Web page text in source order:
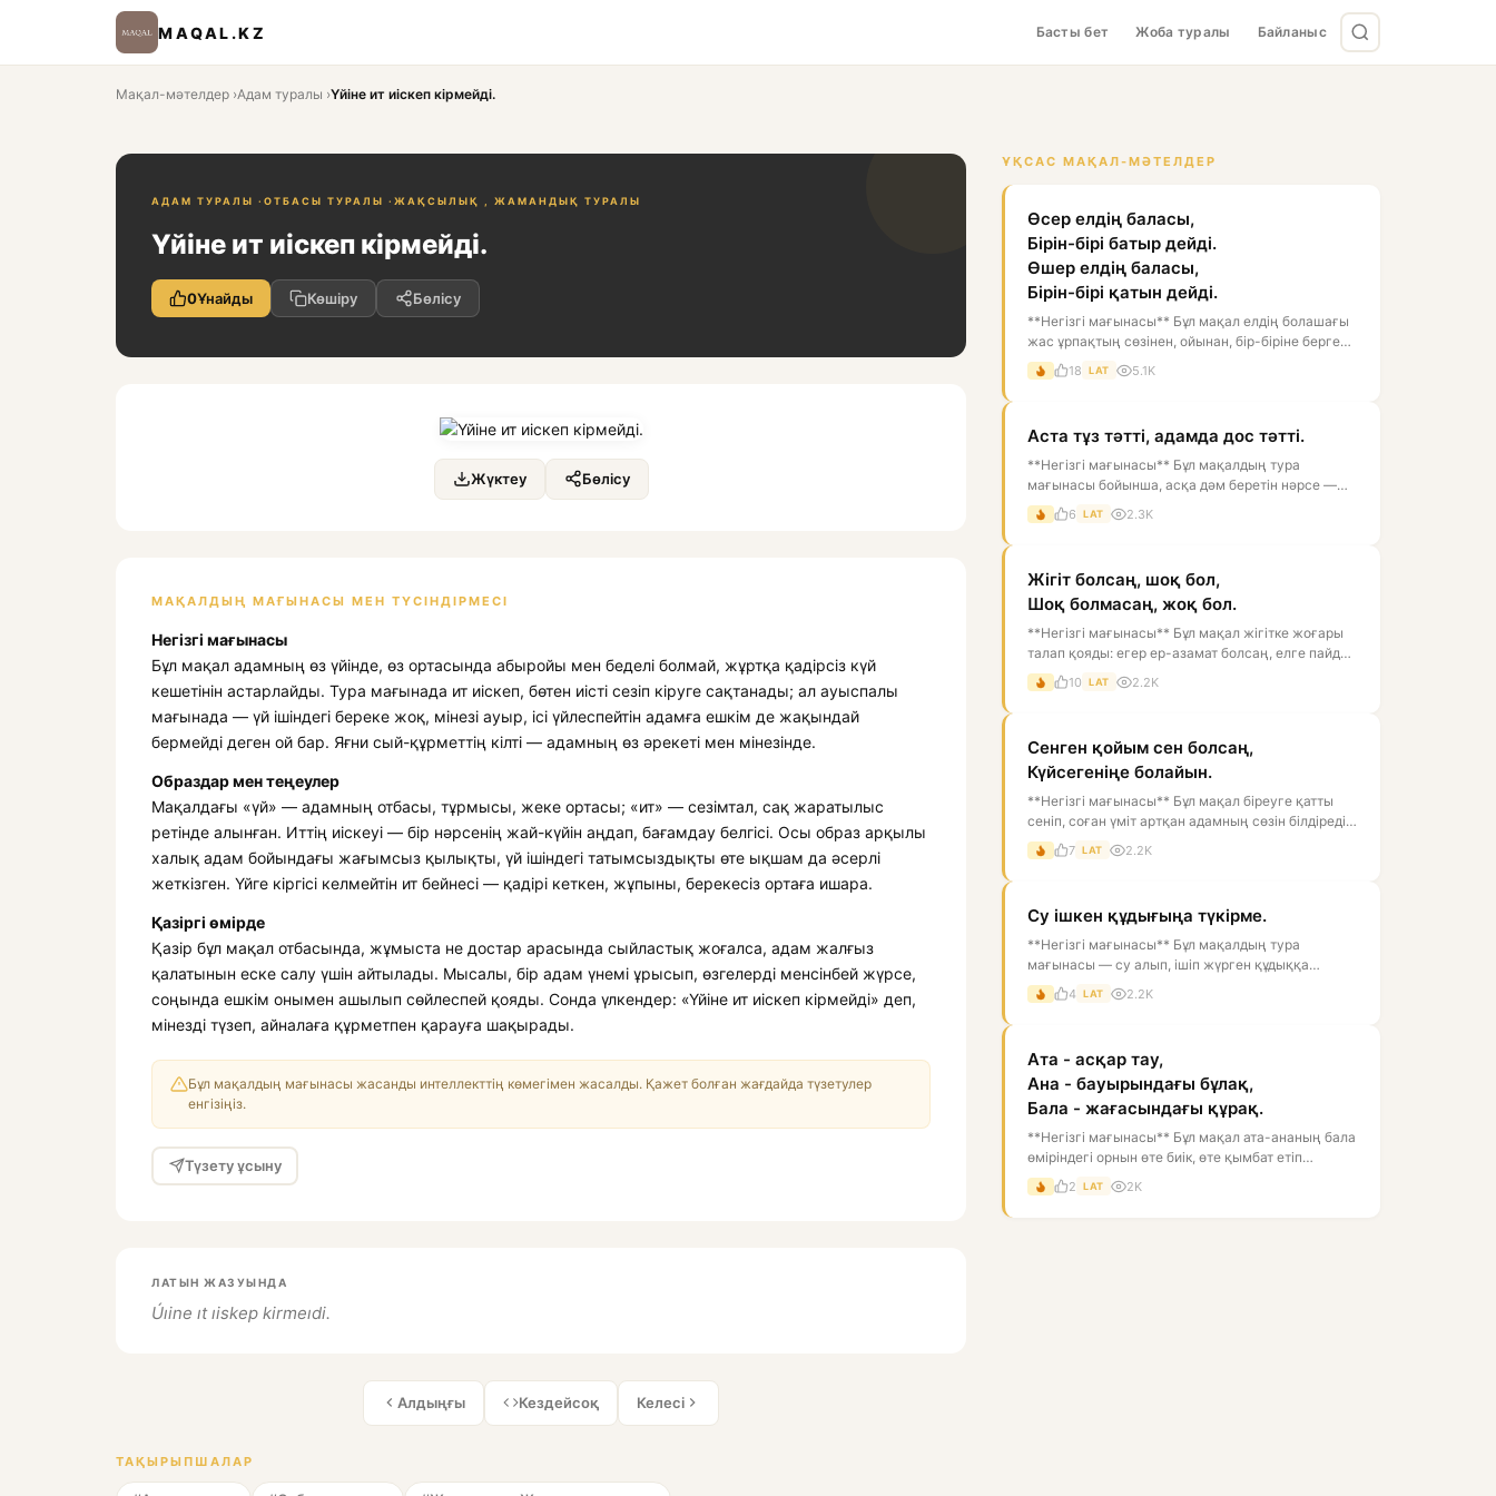
MAQAL.KZ Басты бет Жоба туралы Байланыс
Мақал-мәтелдер ›Адам туралы ›Үйіне ит иіскеп кірмейді.
АДАМ ТУРАЛЫ · ОТБАСЫ ТУРАЛЫ · ЖАҚСЫЛЫҚ , ЖАМАНДЫҚ ТУРАЛЫ
Үйіне ит иіскеп кірмейді.
0Ұнайды Көшіру Бөлісу
Жүктеу Бөлісу
МАҚАЛДЫҢ МАҒЫНАСЫ МЕН ТҮСІНДІРМЕСІ
Негізгі мағынасы
Бұл мақал адамның өз үйінде, өз ортасында абыройы мен беделі болмай, жұртқа қадірсіз күй
кешетінін астарлайды. Тура мағынада ит иіскеп, бөтен иісті сезіп кіруге сақтанады; ал ауыспалы
мағынада — үй ішіндегі береке жоқ, мінезі ауыр, ісі үйлеспейтін адамға ешкім де жақындай
бермейді деген ой бар. Яғни сый-құрметтің кілті — адамның өз әрекеті мен мінезінде.
Образдар мен теңеулер
Мақалдағы «үй» — адамның отбасы, тұрмысы, жеке ортасы; «ит» — сезімтал, сақ жаратылыс
ретінде алынған. Иттің иіскеуі — бір нәрсенің жай-күйін аңдап, бағамдау белгісі. Осы образ арқылы
халық адам бойындағы жағымсыз қылықты, үй ішіндегі татымсыздықты өте ықшам да әсерлі
жеткізген. Үйге кіргісі келмейтін ит бейнесі — қадірі кеткен, жұпыны, берекесіз ортаға ишара.
Қазіргі өмірде
Қазір бұл мақал отбасында, жұмыста не достар арасында сыйластық жоғалса, адам жалғыз
қалатынын еске салу үшін айтылады. Мысалы, бір адам үнемі ұрысып, өзгелерді менсінбей жүрсе,
соңында ешкім онымен ашылып сөйлеспей қояды. Сонда үлкендер: «Үйіне ит иіскеп кірмейді» деп,
мінезді түзеп, айналаға құрметпен қарауға шақырады.
Бұл мақалдың мағынасы жасанды интеллекттің көмегімен жасалды. Қажет болған жағдайда түзетулер
енгізіңіз.
Түзету ұсыну
ЛАТЫН ЖАЗУЫНДА
Úıine ıt ıiskep kirmeıdi.
Алдыңғы Кездейсоқ Келесі
ТАҚЫРЫПШАЛАР
ҰҚСАС МАҚАЛ-МӘТЕЛДЕР
Өсер елдің баласы,
Бірін-бірі батыр дейді.
Өшер елдің баласы,
Бірін-бірі қатын дейді.
**Негізгі мағынасы** Бұл мақал елдің болашағы
жас ұрпақтың сөзінен, ойынан, бір-біріне берген
бағасынан білінеді дегенді...
18 LAT 5.1K
Аста тұз тәтті, адамда дос тәтті.
**Негізгі мағынасы** Бұл мақалдың тура
мағынасы бойынша, асқа дәм беретін нәрсе —
тұз, ал адам өмірін мәнді ететін нәрс...
6 LAT 2.3K
Жігіт болсаң, шоқ бол,
Шоқ болмасаң, жоқ бол.
**Негізгі мағынасы** Бұл мақал жігітке жоғары
талап қояды: егер ер-азамат болсаң, елге пайдаң
тиетін, мінезі мықты, ісі...
10 LAT 2.2K
Сенген қойым сен болсаң,
Күйсегеніңе болайын.
**Негізгі мағынасы** Бұл мақал біреуге қатты
сеніп, соған үміт артқан адамның сөзін білдіреді.
Тура мағынасы — «егер се...
7 LAT 2.2K
Су ішкен құдығыңа түкірме.
**Негізгі мағынасы** Бұл мақалдың тура
мағынасы — су алып, ішіп жүрген құдыққа
түкіруге болмайды, өйткені ол суды ластай...
4 LAT 2.2K
Ата - асқар тау,
Ана - бауырындағы бұлақ,
Бала - жағасындағы құрақ.
**Негізгі мағынасы** Бұл мақал ата-ананың бала
өміріндегі орнын өте биік, өте қымбат етіп
көрсетеді. Ата — асқар тау: ол...
2 LAT 2K